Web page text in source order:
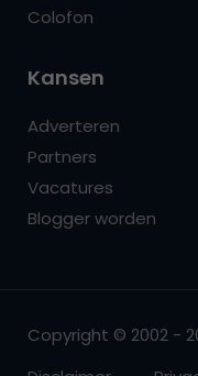
Colofon
Kansen
Adverteren
Partners
Vacatures
Blogger worden
Copyright © 2002 -